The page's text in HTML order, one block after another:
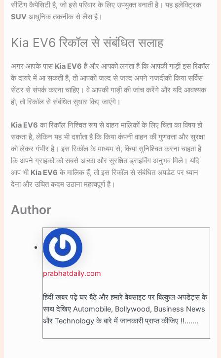
सीटिंग कैपेसिटी है, जो इसे परिवार के लिए उपयुक्त बनाती है। यह इलेक्ट्रिक
SUV आधुनिक तकनीक से लैस है।
Kia EV6 रिकॉल से संबंधित सलाह
अगर आपके पास Kia EV6 है और आपको लगता है कि आपकी गाड़ी इस रिकॉल
के दायरे में आ सकती है, तो आपको जल्द से जल्द अपने नजदीकी किया सर्विस
सेंटर से संपर्क करना चाहिए। वे आपकी गाड़ी की जांच करेंगे और यदि आवश्यक
हो, तो रिकॉल से संबंधित सुधार किए जाएंगे।
Kia EV6 का रिकॉल निश्चित रूप से वाहन मालिकों के लिए चिंता का विषय हो
सकता है, लेकिन यह भी दर्शाता है कि किया कंपनी वाहन की गुणवत्ता और सुरक्षा
को लेकर गंभीर है। इस रिकॉल के माध्यम से, किया सुनिश्चित करना चाहता है
कि अपने ग्राहकों को सबसे अच्छा और सुरक्षित ड्राइविंग अनुभव मिले। यदि
आप भी Kia EV6 के मालिक हैं, तो इस रिकॉल से संबंधित अपडेट पर ध्यान
देना और उचित कदम उठाना महत्वपूर्ण है।
Author
prabhatdaily.com
हिंदी खबर पढ़े घर बैठे और हमारे वेबसाइट पर बिल्कुल अपडेट्स के
साथ देखिए Automobile, Bollywood, Business News
और Technology के बारे में जानकारी प्राप्त कीजिए !!.......